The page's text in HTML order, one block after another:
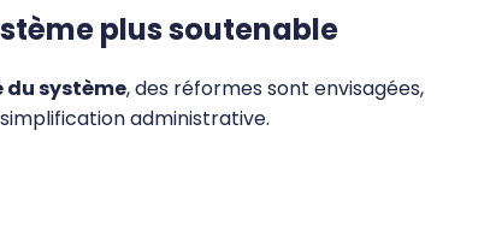
plus soutenable
système, des réformes sont envisagées,
administrative.